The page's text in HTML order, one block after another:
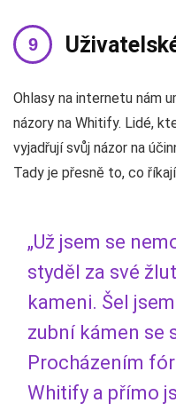
Ohlasy na internetu nám
názory na Whitify. Lidé,
vyjadřují svůj názor na
Tady je přesně to, co
„Už jsem se
styděl za své
kameni. Šel
zubní kámen se
Procházením
Whitify a přímo